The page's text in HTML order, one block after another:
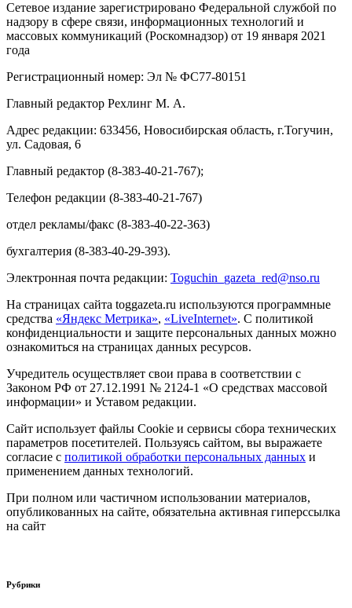
Сетевое издание зарегистрировано Федеральной службой по
надзору в сфере связи, информационных технологий и
массовых коммуникаций (Роскомнадзор) от 19 января 2021
года
Регистрационный номер: Эл № ФС77-80151
Главный редактор Рехлинг М. А.
Адрес редакции: 633456, Новосибирская область, г.Тогучин,
ул. Садовая, 6
Главный редактор (8-383-40-21-767);
Телефон редакции (8-383-40-21-767)
отдел рекламы/факс (8-383-40-22-363)
бухгалтерия (8-383-40-29-393).
Электронная почта редакции: Toguchin gazeta red@nso.ru
На страницах сайта toggazeta.ru используются программные
средства «Яндекс Метрика», «LiveInternet». С политикой
конфиденциальности и защите персональных данных можно
ознакомиться на страницах данных ресурсов.
Учредитель осуществляет свои права в соответствии с
Законом РФ от 27.12.1991 № 2124-1 «О средствах массовой
информации» и Уставом редакции.
Сайт использует файлы Cookie и сервисы сбора технических
параметров посетителей. Пользуясь сайтом, вы выражаете
согласие с политикой обработки персональных данных и
применением данных технологий.
При полном или частичном использовании материалов,
опубликованных на сайте, обязательна активная гиперссылка
на сайт
Рубрики